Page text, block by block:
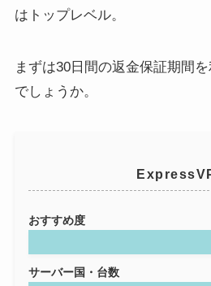
はトップレベル。
まずは30日間の返金保証期間
でしょうか。
おすすめ度
サーバー国・台数